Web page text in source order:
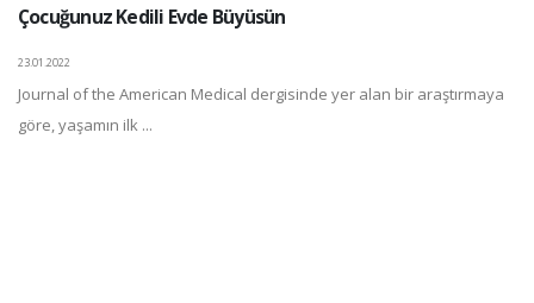
Çocuğunuz Kedili Evde Büyüsün
23.01.2022
Journal of the American Medical dergisinde yer alan bir araştırmaya
göre, yaşamın ilk ...